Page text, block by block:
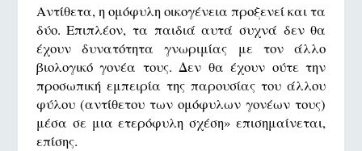
Αντίθετα, η ομόφυλη οικογένεια προξενεί και τα
δύο. Επιπλέον, τα παιδιά αυτά συχνά δεν θα
έχουν δυνατότητα γνωριμίας με τον άλλο
βιολογικό γονέα τους. Δεν θα έχουν ούτε την
προσωπική εμπειρία της παρουσίας του άλλου
φύλου (αντίθετου των ομόφυλων γονέων τους)
μέσα σε μια ετερόφυλη σχέση» επισημαίνεται,
επίσης.